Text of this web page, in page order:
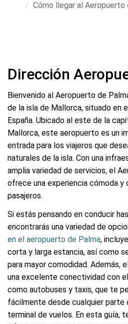
Cómo llegar al Aeropuerto
Dirección
Bienvenido al Aeropuerto de
de la isla de Mallorca, situado en
España. Ubicado al este de la
Mallorca, este aeropuerto es un
entrada para los viajeros que
naturales de la isla. Con una
amplia variedad de servicios, el
ofrece una experiencia cómoda y
pasajeros.
Si estás pensando en conducir
encontrarás una variedad de
en el aeropuerto de Palma,
corta y larga estancia, así como
para mayor comodidad. Además,
una excelente conectividad con
como autobuses y taxis, que te
fácilmente desde cualquier parte
terminal de vuelos. En esta guía,